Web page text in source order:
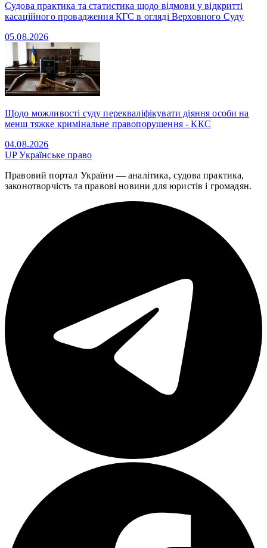
Судова практика та статистика щодо відмови у відкритті
касаційного провадження КГС в огляді Верховного Суду
05.08.2026
Щодо можливості суду перекваліфікувати діяння особи на
менш тяжке кримінальне правопорушення - ККС
04.08.2026
UPУкраїнське право
Правовий портал України — аналітика, судова практика,
законотворчість та правові новини для юристів і громадян.